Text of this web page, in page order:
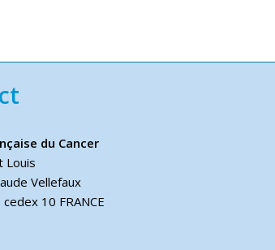
du Cancer
Louis
Vellefaux
10 FRANCE